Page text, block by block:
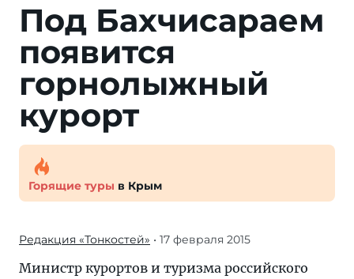
Под Бахчисараем
появится
горнолыжный
курорт
Горящие туры в Крым
Редакция «Тонкостей» • 17 февраля 2015
Министр курoртов и туризма российского